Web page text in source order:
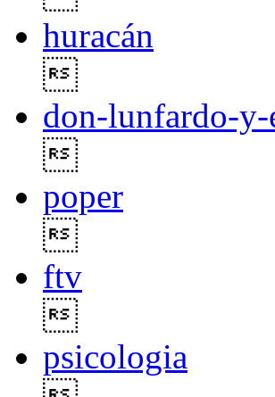
huracán
don-lunfardo-
poper
ftv
psicologia